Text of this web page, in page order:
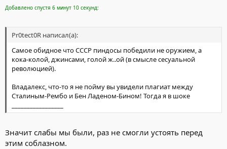
Добавлено спустя 6 минут 10 секунд:
Pr0tect0R написал(а):
Самое обидное что СССР пиндосы победили не оружием, а
кока-колой, джинсами, голой ж..ой (в смысле сесуальной
революцией).
Владалекс, что-то я не пойму вы увидели плагиат между
Сталиным-Рембо и Бен Ладеном-Бином! Тогда я в шоке
Значит слабы мы были, раз не смогли устоять перед
этим соблазном.